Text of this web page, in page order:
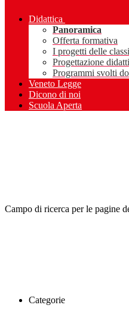
Didattica
Panoramica
Offerta formativa
I progetti delle classi
Progettazione
Programmi svolti
Veneto Legge
Dicono di noi
Scuola Aperta
Campo di ricerca per le pagine
Categorie